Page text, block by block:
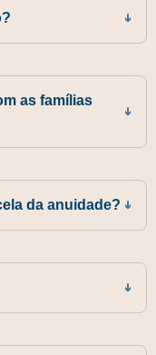
as famílias
da anuidade?